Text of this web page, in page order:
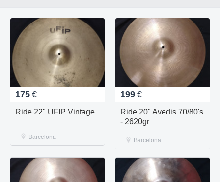
175 €
Ride 22" UFIP Vintage
Barcelona
199 €
Ride 20" Avedis 70/80's
- 2620gr
Barcelona